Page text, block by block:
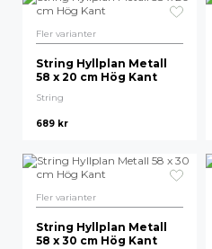
Nyheter
Lägsta pris
Högsta pris
Fler varianter
String Hyllplan Metall
58 x 20 cm Hög Kant
String
689 kr
Fler varianter
String Hyllplan Metall
58 x 30 cm Hög Kant